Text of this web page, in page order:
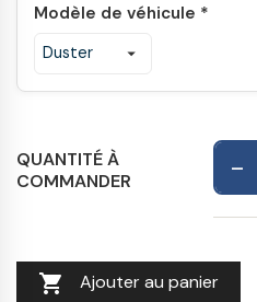
Modèle de véhicule *
QUANTITÉ À
COMMANDER
-
 Ajouter au panier